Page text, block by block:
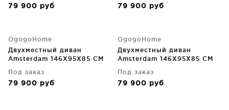
79 900 руб 79 900 руб
OgogoHome
Двухместный диван
Amsterdam 146X95X85 CM
Под заказ
79 900 руб
OgogoHome
Двухместный диван
Amsterdam 146X95X85 CM
Под заказ
79 900 руб